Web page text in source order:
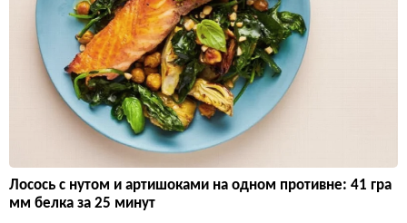
Лосось с нутом и артишоками на одном противне: 41 гра
мм белка за 25 минут